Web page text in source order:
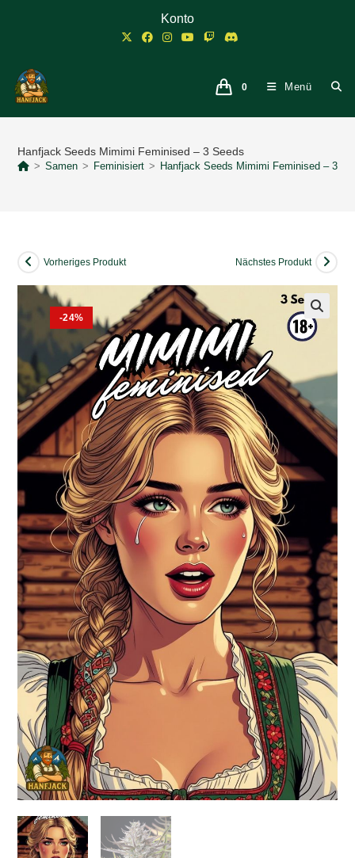
Konto
0 Menü
Hanfjack Seeds Mimimi Feminised – 3 Seeds
> Samen > Feminisiert > Hanfjack Seeds Mimimi Feminised – 3
-24%
Vorheriges Produkt Nächstes Produkt
🔍